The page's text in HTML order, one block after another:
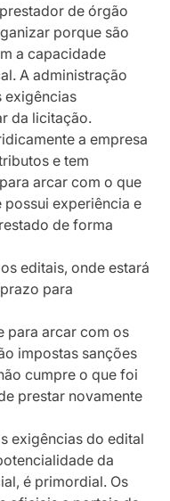
de órgão
porque são
a capacidade
A administração
exigências
da licitação.
a empresa
e tem
arcar com o que
experiência e
de forma
editais, onde estará
para
para arcar com os
impostas sanções
cumpre o que foi
prestar novamente
exigências do edital
da
é primordial. Os